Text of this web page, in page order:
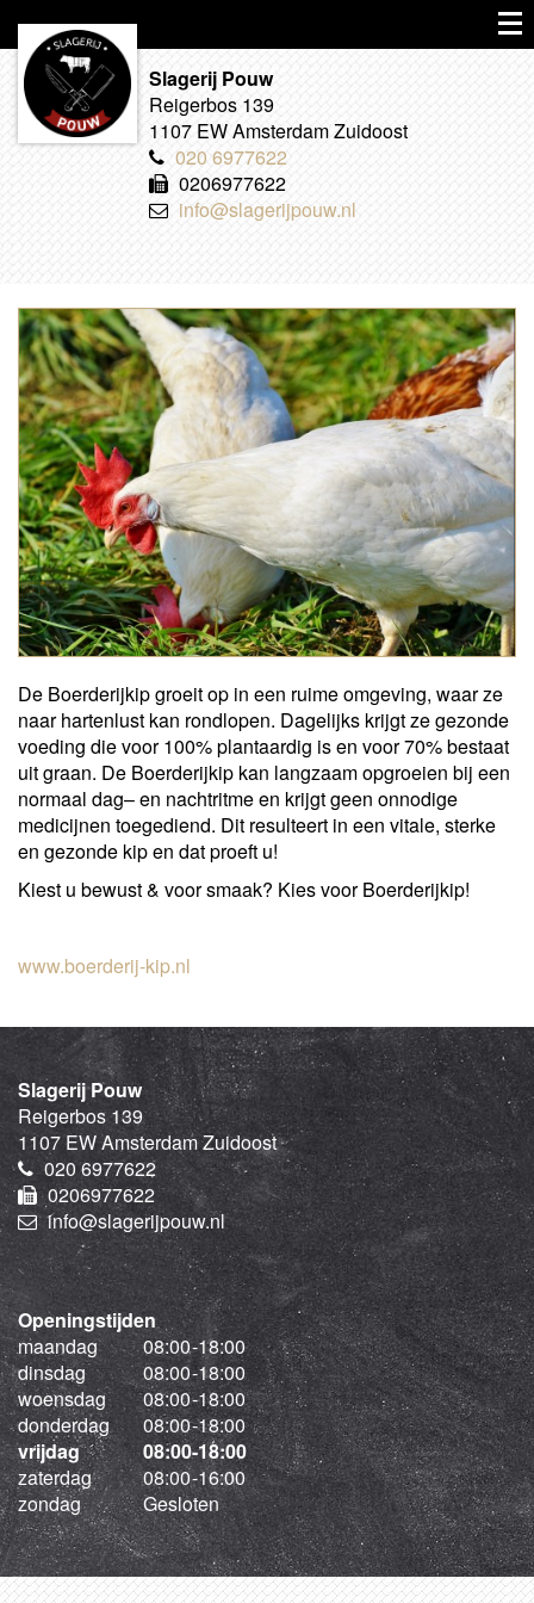
Slagerij Pouw
Reigerbos 139
1107 EW Amsterdam Zuidoost
020 6977622
0206977622
info@slagerijpouw.nl
De Boerderijkip groeit op in een ruime omgeving, waar ze
naar hartenlust kan rondlopen. Dagelijks krijgt ze gezonde
voeding die voor 100% plantaardig is en voor 70% bestaat
uit graan. De Boerderijkip kan langzaam opgroeien bij een
normaal dag– en nachtritme en krijgt geen onnodige
medicijnen toegediend. Dit resulteert in een vitale, sterke
en gezonde kip en dat proeft u!
Kiest u bewust & voor smaak? Kies voor Boerderijkip!
www.boerderij-kip.nl
Slagerij Pouw
Reigerbos 139
1107 EW Amsterdam Zuidoost
020 6977622
0206977622
info@slagerijpouw.nl
Openingstijden
maandag
08:00-18:00
dinsdag
08:00-18:00
woensdag
08:00-18:00
donderdag
08:00-18:00
vrijdag
08:00-18:00
zaterdag
08:00-16:00
zondag
Gesloten